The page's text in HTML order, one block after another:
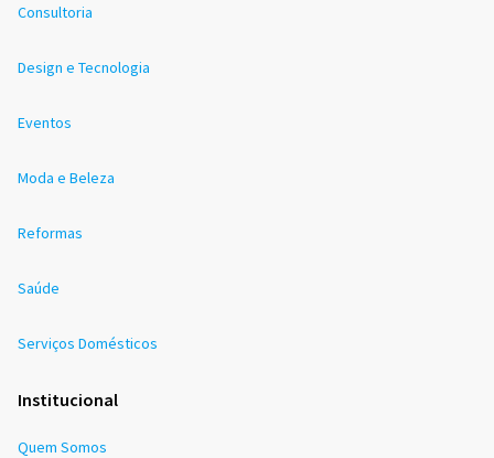
Consultoria
Design e Tecnologia
Eventos
Moda e Beleza
Reformas
Saúde
Serviços Domésticos
Institucional
Quem Somos